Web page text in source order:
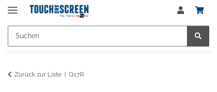
Zurück zur Liste Q17R